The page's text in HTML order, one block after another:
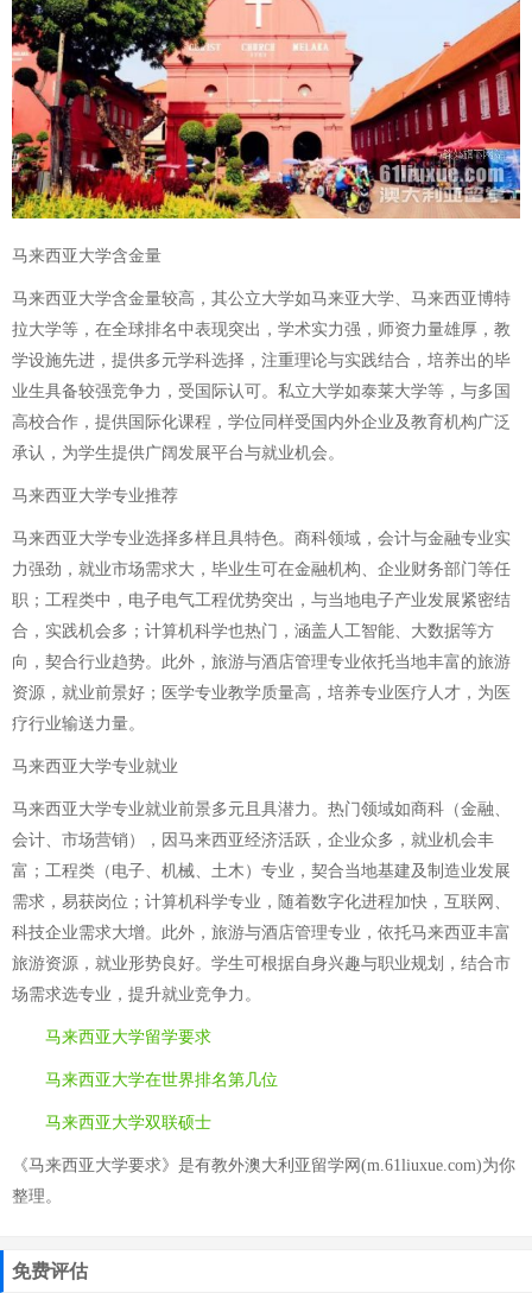
马来西亚大学含金量
马来西亚大学含金量较高，其公立大学如马来亚大学、马来西亚博特
拉大学等，在全球排名中表现突出，学术实力强，师资力量雄厚，教
学设施先进，提供多元学科选择，注重理论与实践结合，培养出的毕
业生具备较强竞争力，受国际认可。私立大学如泰莱大学等，与多国
高校合作，提供国际化课程，学位同样受国内外企业及教育机构广泛
承认，为学生提供广阔发展平台与就业机会。
马来西亚大学专业推荐
马来西亚大学专业选择多样且具特色。商科领域，会计与金融专业实
力强劲，就业市场需求大，毕业生可在金融机构、企业财务部门等任
职；工程类中，电子电气工程优势突出，与当地电子产业发展紧密结
合，实践机会多；计算机科学也热门，涵盖人工智能、大数据等方
向，契合行业趋势。此外，旅游与酒店管理专业依托当地丰富的旅游
资源，就业前景好；医学专业教学质量高，培养专业医疗人才，为医
疗行业输送力量。
马来西亚大学专业就业
马来西亚大学专业就业前景多元且具潜力。热门领域如商科（金融、
会计、市场营销），因马来西亚经济活跃，企业众多，就业机会丰
富；工程类（电子、机械、土木）专业，契合当地基建及制造业发展
需求，易获岗位；计算机科学专业，随着数字化进程加快，互联网、
科技企业需求大增。此外，旅游与酒店管理专业，依托马来西亚丰富
旅游资源，就业形势良好。学生可根据自身兴趣与职业规划，结合市
场需求选专业，提升就业竞争力。
马来西亚大学留学要求
马来西亚大学在世界排名第几位
马来西亚大学双联硕士
《马来西亚大学要求》是有教外澳大利亚留学网(m.61liuxue.com)为你
整理。
免费评估